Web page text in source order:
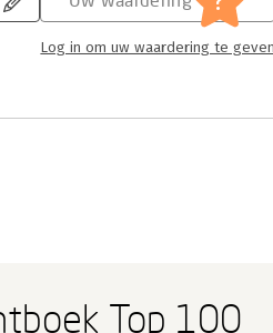
Log in om uw waardering te
Top 100